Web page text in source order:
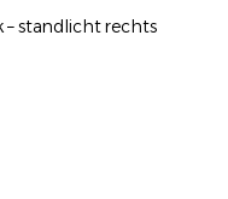
– standlicht rechts